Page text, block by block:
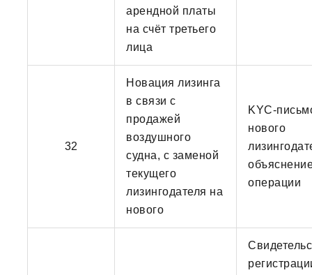
арендной платы
на счёт третьего
лица
32
Новация лизинга
в связи с
продажей
воздушного
судна, с заменой
текущего
лизингодателя на
нового
KYC-
нового
операции